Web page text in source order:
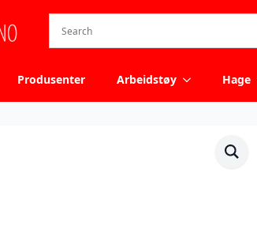
Produsenter Arbeidstøy Hage